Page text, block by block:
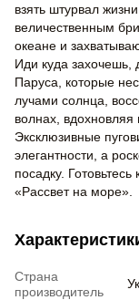
взять штурвал
величественным
океане и
Иди куда захочешь,
Паруса, которые
лучами солнца,
волнах,
Эксклюзивные
элегантности, а
посадку.
«Рассвет на море».
Страна
производитель